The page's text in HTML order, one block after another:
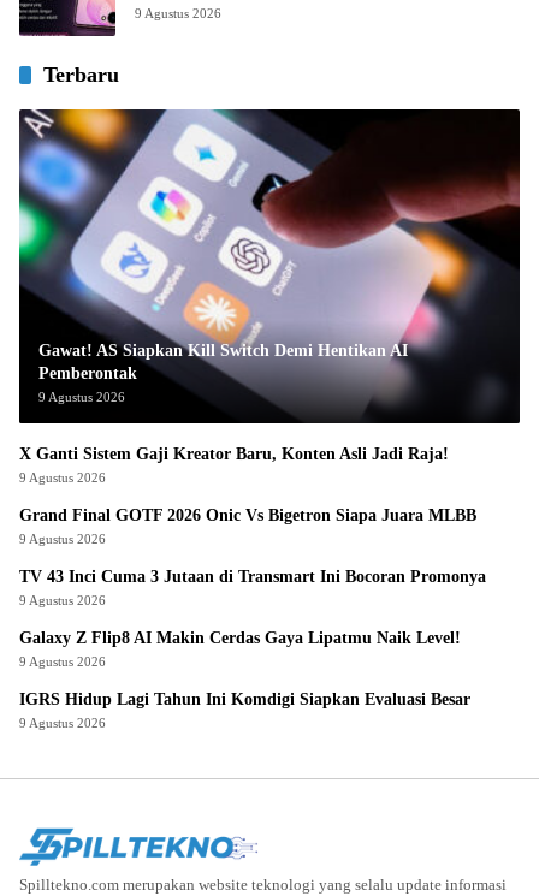
9 Agustus 2026
Terbaru
Gawat! AS Siapkan Kill Switch Demi Hentikan AI
Pemberontak
9 Agustus 2026
X Ganti Sistem Gaji Kreator Baru, Konten Asli Jadi Raja!
9 Agustus 2026
Grand Final GOTF 2026 Onic Vs Bigetron Siapa Juara MLBB
9 Agustus 2026
TV 43 Inci Cuma 3 Jutaan di Transmart Ini Bocoran Promonya
9 Agustus 2026
Galaxy Z Flip8 AI Makin Cerdas Gaya Lipatmu Naik Level!
9 Agustus 2026
IGRS Hidup Lagi Tahun Ini Komdigi Siapkan Evaluasi Besar
9 Agustus 2026
Spilltekno.com merupakan website teknologi yang selalu update informasi